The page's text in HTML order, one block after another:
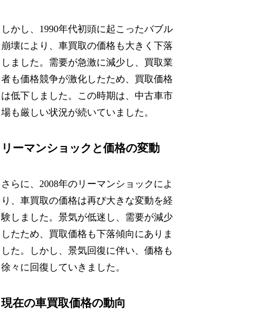
しかし、1990年代初頭に起こったバブル
崩壊により、車買取の価格も大きく下落
しました。需要が急激に減少し、買取業
者も価格競争が激化したため、買取価格
は低下しました。この時期は、中古車市
場も厳しい状況が続いていました。
リーマンショックと価格の変動
さらに、2008年のリーマンショックによ
り、車買取の価格は再び大きな変動を経
験しました。景気が低迷し、需要が減少
したため、買取価格も下落傾向にありま
した。しかし、景気回復に伴い、価格も
徐々に回復していきました。
現在の車買取価格の動向